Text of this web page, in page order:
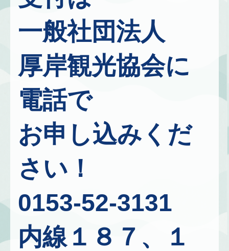
一般社団法人
厚岸観光協会に
電話で
お申し込みくだ
さい！
0153-52-3131
内線１８７、１